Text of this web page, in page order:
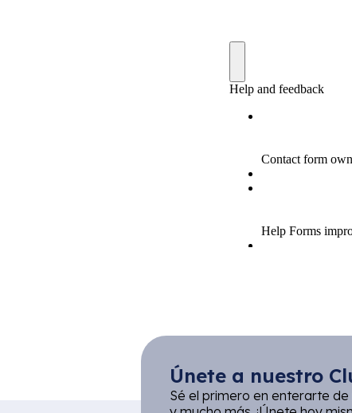
Únete a nuestro
Sé el primero en enterarte